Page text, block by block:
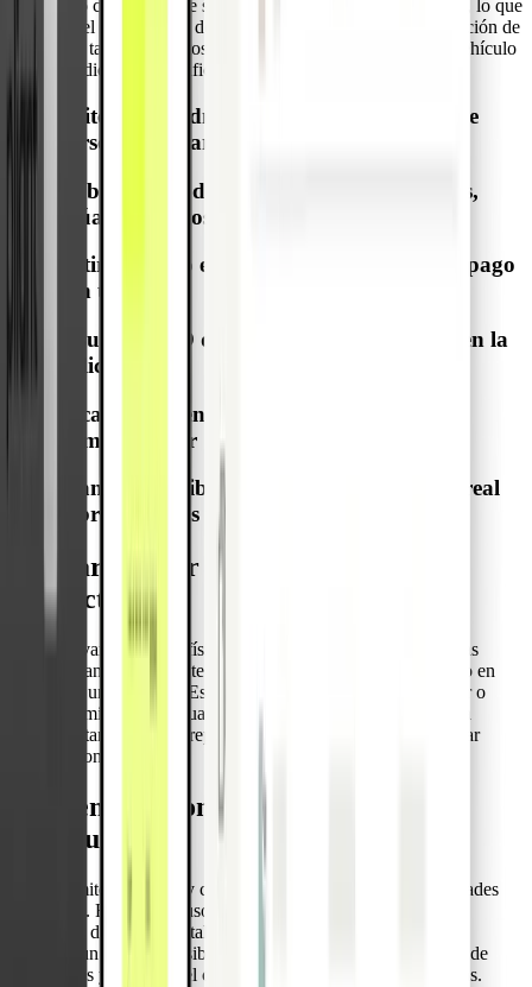
Un mismo camión puede ser utilizado por varios conductores, lo que
complica el seguimiento de gastos, la conciliación y la asignación de
costes. La tarjeta de gastos imprevistos asocia cada pago al vehículo
correspondiente y simplifica los procesos administrativos.
Evite tareas administrativas al no tener que
personalizar tarjetas por conductor
Cubra gastos de combustible, reparaciones,
grúa y otros costes en ruta
Retire efectivo en cajeros si no se acepta el pago
con tarjeta
Visualice el ID del vehículo en la tarjeta y en la
aplicación
Escale fácilmente con varias tarjetas por
administrador
Mantenga visibilidad y control en tiempo real
sobre todas las transacciones
Una tarjeta por vehículo, no por
conductor
Gestione varias tarjetas físicas por administrador. Emita nuevas
tarjetas cuando lo necesite y vincule cada tarjeta a un vehículo en
lugar de a una persona. Esto elimina la necesidad de reasignar o
volver a emitir tarjetas cuando cambian los conductores. Cada
camión estará siempre preparado para imprevistos, sin importar
quién lo conduzca.
Mantenga el control con tarjetas
configurables
Defina límites de gasto y categorías de uso según sus necesidades
operativas. Restrinja el uso a proveedores relevantes como
estaciones de servicio o talleres. Estos controles incorporados
permiten un gasto previsible, eliminan la carga administrativa de
reembolsos y aseguran el cumplimiento de sus normas internas.